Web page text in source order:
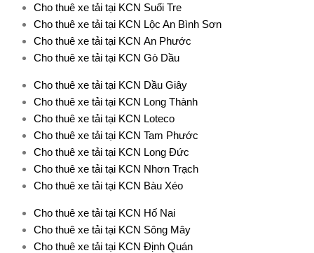
Cho thuê xe tải tại KCN Suối Tre
Cho thuê xe tải tại KCN Lộc An Bình Sơn
Cho thuê xe tải tại KCN An Phước
Cho thuê xe tải tại KCN Gò Dầu
Cho thuê xe tải tại KCN Dầu Giây
Cho thuê xe tải tại KCN Long Thành
Cho thuê xe tải tại KCN Loteco
Cho thuê xe tải tại KCN Tam Phước
Cho thuê xe tải tại KCN Long Đức
Cho thuê xe tải tại KCN Nhơn Trạch
Cho thuê xe tải tại KCN Bàu Xéo
Cho thuê xe tải tại KCN Hố Nai
Cho thuê xe tải tại KCN Sông Mây
Cho thuê xe tải tại KCN Định Quán